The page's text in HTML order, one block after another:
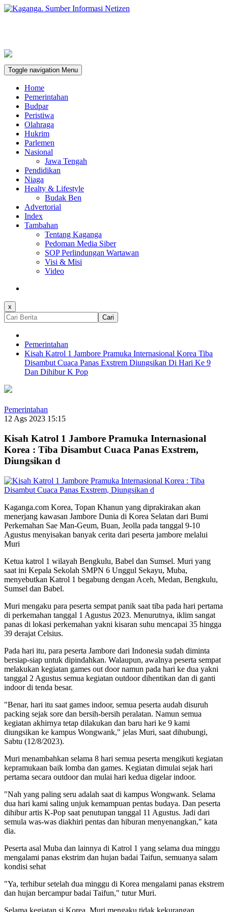
Toggle navigation Menu
Home
Pemerintahan
Budpar
Peristiwa
Olahraga
Hukrim
Parlemen
Nasional
Jawa Tengah
Pendidikan
Niaga
Healty & Lifestyle
Budak Ben
Advertorial
Index
Tambahan
Tentang Kaganga
Pedoman Media Siber
SOP Perlindungan Wartawan
Visi & Misi
Video
x
Cari
Pemerintahan
Kisah Katrol 1 Jambore Pramuka Internasional Korea Tiba
Disambut Cuaca Panas Exstrem Diungsikan Di Hari Ke 9
Dan Dihibur K Pop
Pemerintahan
12 Ags 2023 15:15
Kisah Katrol 1 Jambore Pramuka Internasional
Korea : Tiba Disambut Cuaca Panas Exstrem,
Diungsikan d
Kaganga.com Korea, Topan Khanun yang diprakirakan akan
menerjang kawasan Jambore Dunia di Korea Selatan dari Bumi
Perkemahan Sae Man-Geum, Buan, Jeolla pada tanggal 9-10
Agustus menyisakan banyak cerita dari peserta jambore melalui
Muri
Ketua katrol 1 wilayah Bengkulu, Babel dan Sumsel. Muri yang
saat ini Kepala Sekolah SMPN 6 Unggul Sekayu, Muba,
menyebutkan Katrol 1 begabung dengan Aceh, Medan, Bengkulu,
Sumsel dan Babel.
Muri mengaku para peserta sempat panik saat tiba pada hari pertama
di perkemahan tanggal 1 Agustus 2023. Menurutnya, iklim sangat
panas di lokasi perkemahan yakni kisaran suhu mencapai 35 hingga
39 derajat Celsius.
Pada hari itu, para peserta Jambore dari Indonesia sudah diminta
bersiap-siap untuk dipindahkan. Walaupun, awalnya peserta sempat
melakukan kegiatan games out door namun pada hari ke dua yakni
tanggal 2 Agustus semua kegiatan outdoor dihentikan dan di ganti
indoor di tenda besar.
"Benar, hari itu saat games indoor, semua peserta audah disuruh
packing sejak sore dan bersih-bersih peralatan. Namun semua
kegiatan akhirnya tetap dilakukan dan baru hari ke 9 kami
diungsikan ke kampus Wongwank," jelas Muri, saat dihubungi,
Sabtu (12/8/2023).
Muri menambahkan selama 8 hari semua peserta mengikuti kegiatan
kepramukaan baik lomba dan games. Kegiatan dimulai sejak hari
pertama secara outdoor dan mulai hari kedua digelar indoor.
"Nah yang paling seru adalah saat di kampus Wongwank. Selama
dua hari kami saling unjuk kemampuan pentas budaya. Dan peserta
dihibur artis K-Pop saat penutupan tanggal 11 Agustus. Jadi dari
semula was-was diakhiri pentas dan hiburan menyenangkan," kata
dia.
Peserta asal Muba dan lainnya di Katrol 1 yang selama dua minggu
mengalami panas ekstrim dan hujan badai Taifun, semuanya salam
kondisi sehat
"Ya, terhibur setelah dua minggu di Korea mengalami panas ekstrem
dan hujan bercampur badai Taifun," tutur Muri.
Selama kegiatan si Korea, Muri mengaku tidak kekurangan